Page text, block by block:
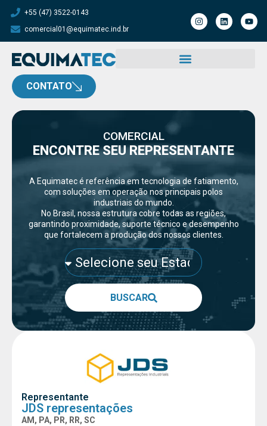
+55 (47) 3522-0143
comercial01@equimatec.ind.br
CONTATO
COMERCIAL
ENCONTRE SEU REPRESENTANTE
A Equimatec é referência em tecnologia de fatiamento,
com soluções em operação nos principais polos
industriais do mundo.
No Brasil, nossa estrutura cobre todas as regiões,
garantindo proximidade, suporte técnico e desempenho
que fortalecem a produção dos nossos clientes.
BUSCAR
Representante
JDS representações
AM, PA, PR, RR, SC